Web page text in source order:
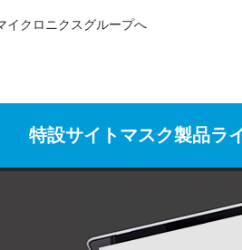
イクロニクスグループへ
特設サイトマスク製品ラ